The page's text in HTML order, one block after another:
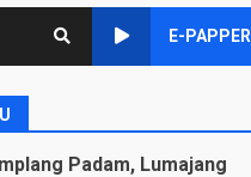
E-PAPPER
Padam, Lumajang